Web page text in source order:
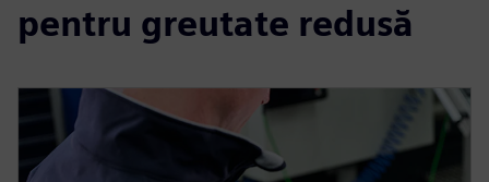
pentru greutate redusă